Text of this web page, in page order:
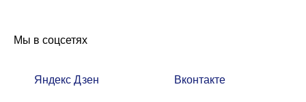
Мы в соцсетях
Яндекс Дзен Вконтакте